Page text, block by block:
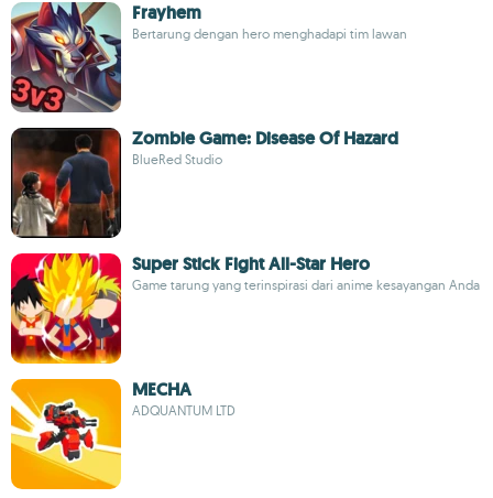
Frayhem
Bertarung dengan hero menghadapi tim lawan
Zombie Game: Disease Of Hazard
BlueRed Studio
Super Stick Fight All-Star Hero
Game tarung yang terinspirasi dari anime kesayangan Anda
MECHA
ADQUANTUM LTD